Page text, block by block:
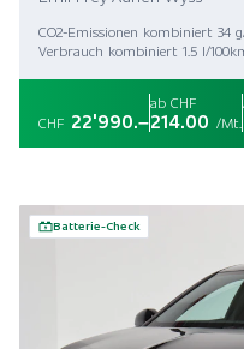
CO2-Emissionen kombiniert 34
Verbrauch kombiniert 1.5 l/
CHF 22'990.–
ab CHF
214.00 /Mt.
Batterie-Check